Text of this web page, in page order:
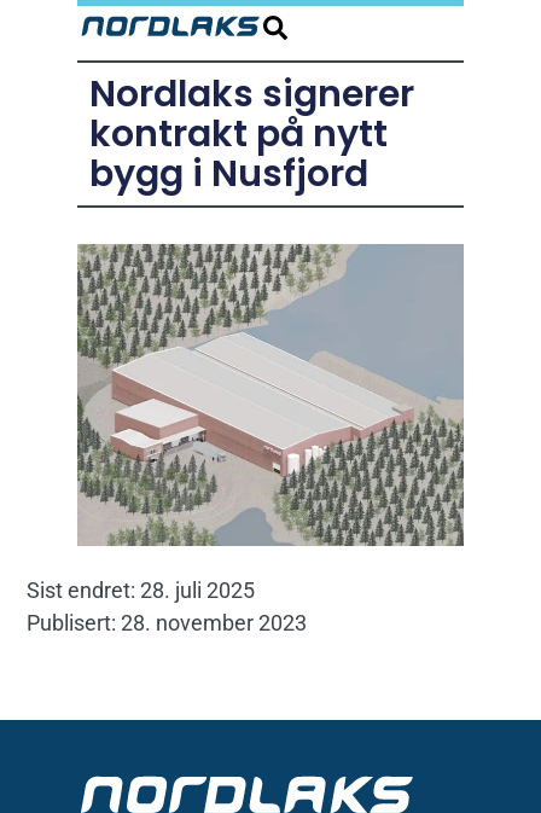
Nordlaks signerer
kontrakt på nytt
bygg i Nusfjord
Sist endret: 28. juli 2025
Publisert: 28. november 2023